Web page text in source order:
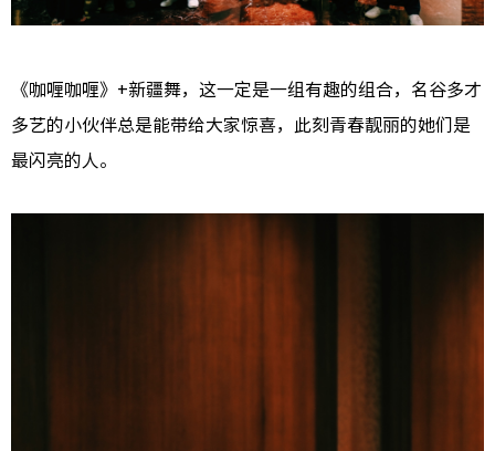
《咖喱咖喱》+新疆舞，这一定是一组有趣的组合，名谷多才
多艺的小伙伴总是能带给大家惊喜，此刻青春靓丽的她们是
最闪亮的人。